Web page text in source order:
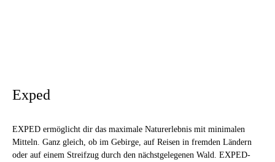
Exped
EXPED ermöglicht dir das maximale Naturerlebnis mit minimalen
Mitteln. Ganz gleich, ob im Gebirge, auf Reisen in fremden Ländern
oder auf einem Streifzug durch den nächstgelegenen Wald. EXPED-